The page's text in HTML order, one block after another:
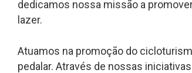
dedicamos nossa missão a
lazer.
Atuamos na promoção do
pedalar. Através de nossas